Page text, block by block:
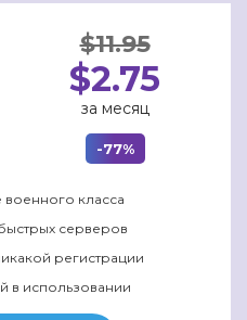
$11.95
$2.75
за месяц
-77%
класса
серверов
регистрации
в использовании